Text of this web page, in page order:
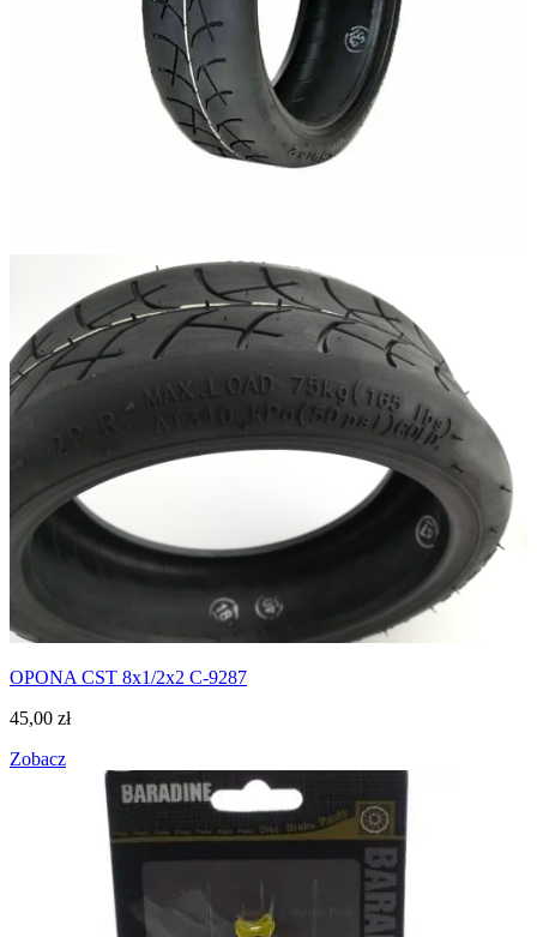
OPONA CST 8x1/2x2 C-9287
45,00 zł
Zobacz